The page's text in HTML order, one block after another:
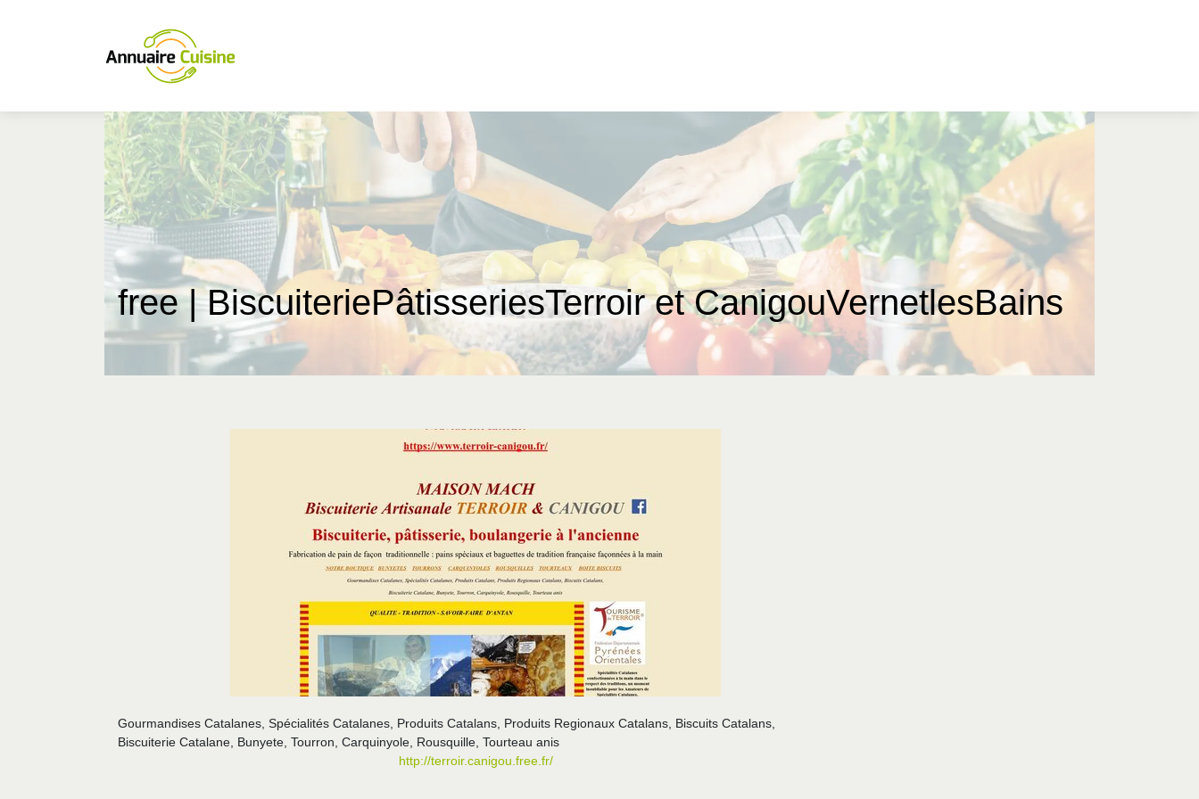
free | BiscuiteriePâtisseriesTerroir et CanigouVernetlesBains
Gourmandises Catalanes, Spécialités Catalanes, Produits Catalans, Produits Regionaux Catalans, Biscuits Catalans,
Biscuiterie Catalane, Bunyete, Tourron, Carquinyole, Rousquille, Tourteau anis
http://terroir.canigou.free.fr/